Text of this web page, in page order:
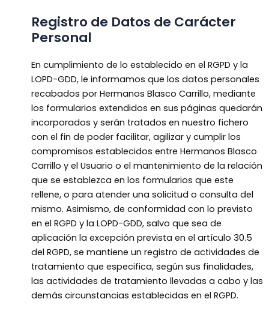
Registro de Datos de Carácter
Personal
En cumplimiento de lo establecido en el RGPD y la
LOPD-GDD, le informamos que los datos personales
recabados por Hermanos Blasco Carrillo, mediante
los formularios extendidos en sus páginas quedarán
incorporados y serán tratados en nuestro fichero
con el fin de poder facilitar, agilizar y cumplir los
compromisos establecidos entre Hermanos Blasco
Carrillo y el Usuario o el mantenimiento de la relación
que se establezca en los formularios que este
rellene, o para atender una solicitud o consulta del
mismo. Asimismo, de conformidad con lo previsto
en el RGPD y la LOPD-GDD, salvo que sea de
aplicación la excepción prevista en el artículo 30.5
del RGPD, se mantiene un registro de actividades de
tratamiento que especifica, según sus finalidades,
las actividades de tratamiento llevadas a cabo y las
demás circunstancias establecidas en el RGPD.